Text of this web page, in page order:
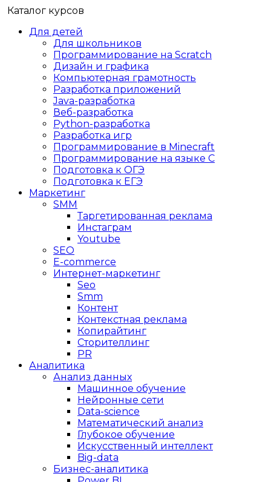
Каталог курсов
Для детей
Для школьников
Программирование на Scratch
Дизайн и графика
Компьютерная грамотность
Разработка приложений
Java-разработка
Веб-разработка
Python-разработка
Разработка игр
Программирование в Minecraft
Программирование на языке C
Подготовка к ОГЭ
Подготовка к ЕГЭ
Маркетинг
SMM
Таргетированная реклама
Инстаграм
Youtube
SEO
E-сommerce
Интернет-маркетинг
Seo
Smm
Контент
Контекстная реклама
Копирайтинг
Сторителлинг
PR
Аналитика
Анализ данных
Машинное обучение
Нейронные сети
Data-science
Математический анализ
Глубокое обучение
Искусственный интеллект
Big-data
Бизнес-аналитика